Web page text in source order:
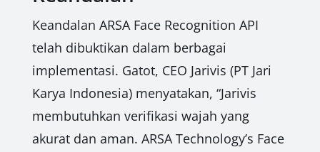
Keandalan ARSA Face Recognition API
telah dibuktikan dalam berbagai
implementasi. Gatot, CEO Jarivis (PT Jari
Karya Indonesia) menyatakan, “Jarivis
membutuhkan verifikasi wajah yang
akurat dan aman. ARSA Technology’s Face